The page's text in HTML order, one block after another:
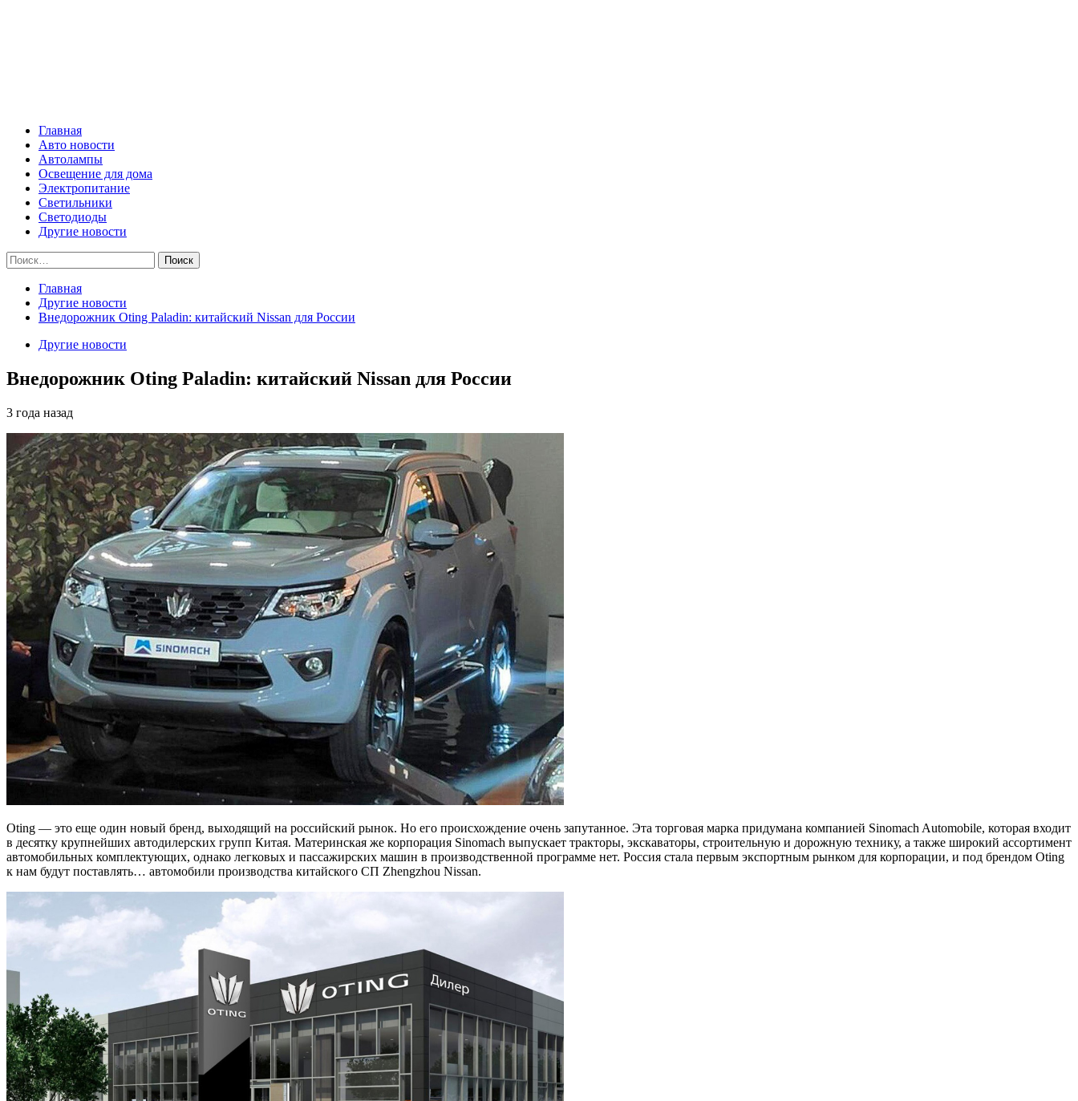
Главная
Авто новости
Автолампы
Освещение для дома
Электропитание
Светильники
Светодиоды
Другие новости
Найти:
Главная
Другие новости
Внедорожник Oting Paladin: китайский Nissan для России
Другие новости
Внедорожник Oting Paladin: китайский Nissan для России
3 года назад
Oting — это еще один новый бренд, выходящий на российский рынок. Но его происхождение очень запутанное. Эта торговая марка придумана компанией Sinomach Automobile, которая входит
в десятку крупнейших автодилерских групп Китая. Материнская же корпорация Sinomach выпускает тракторы, экскаваторы, строительную и дорожную технику, а также широкий ассортимент
автомобильных комплектующих, однако легковых и пассажирских машин в производственной программе нет. Россия стала первым экспортным рынком для корпорации, и под брендом Oting
к нам будут поставлять… автомобили производства китайского СП Zhengzhou Nissan.